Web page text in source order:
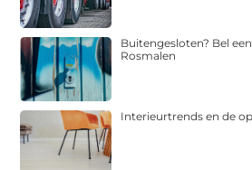
Buitengesloten? Bel
Rosmalen
Interieurtrends en de